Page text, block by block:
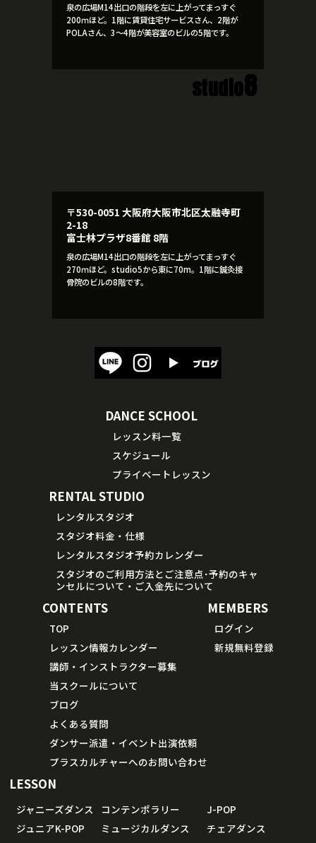
泉の広場M14出口の階段を左に上がってまっすぐ
200ｍほど。1階に賃貸住宅サービスさん、2階が
POLAさん、3～4階が美容室のビルの5階です。
studio8
〒530-0051 大阪府大阪市北区太融寺町
2-18
富士林プラザ8番館 8階
泉の広場M14出口の階段を左に上がってまっすぐ
270ｍほど。studio5から東に70m。1階に鍼灸接
骨院のビルの8階です。
DANCE SCHOOL
レッスン料一覧
スケジュール
プライベートレッスン
RENTAL STUDIO
レンタルスタジオ
スタジオ料金・仕様
レンタルスタジオ予約カレンダー
スタジオのご利用方法とご注意点･予約のキャ
ンセルについて・ご入金先について
CONTENTS
TOP
レッスン情報カレンダー
講師・インストラクター募集
当スクールについて
ブログ
よくある質問
ダンサー派遣・イベント出演依頼
プラスカルチャーへのお問い合わせ
MEMBERS
ログイン
新規無料登録
LESSON
ジャニーズダンス
ジュニアK-POP
コンテンポラリー
ミュージカルダンス
J-POP
チェアダンス